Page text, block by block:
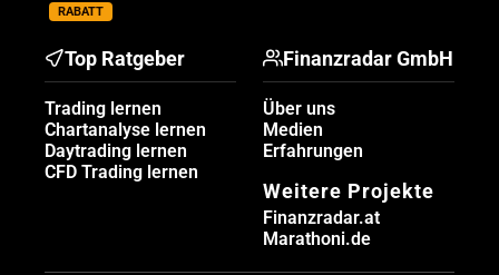
RABATT
Top Ratgeber
Trading lernen
Chartanalyse lernen
Daytrading lernen
CFD Trading lernen
Finanzradar GmbH
Über uns
Medien
Erfahrungen
Weitere Projekte
Finanzradar.at
Marathoni.de